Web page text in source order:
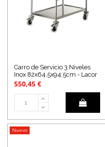
Carro de Servicio 3 Niveles
Inox 82x64,5x94,5cm - Lacor
550,45 €
Nuevo